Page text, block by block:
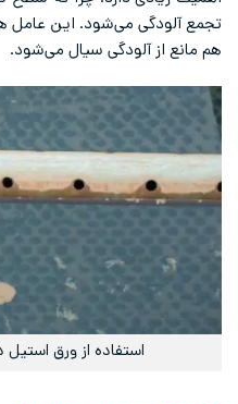
تجمع آلودگی می‌شود. این عامل
هم مانع از آلودگی سیال می‌شود.
استفاده از ورق